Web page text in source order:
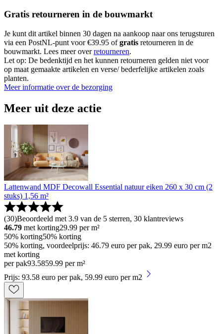
Gratis retourneren in de bouwmarkt
Je kunt dit artikel binnen 30 dagen na aankoop naar ons terugsturen
via een PostNL-punt voor €39.95 ofgratis retourneren in de
bouwmarkt. Lees meer overretourneren.
Let op: De bedenktijd en het kunnen retourneren gelden niet voor
op maat gemaakte artikelen en verse/ bederfelijke artikelen zoals
planten.
Meer informatie over de bezorging
Meer uit deze actie
Lattenwand MDF Decowall Essential natuur eiken 260 x 30 cm (2
stuks) 1,56 m²
(30)Beoordeeld met 3.9 van de 5 sterren, 30 klantreviews
46.79 met korting29.99 per m²
50% korting50% korting
50% korting, voordeelprijs: 46.79 euro per pak, 29.99 euro per m2
met korting
per pak93.5859.99 per m²
Prijs: 93.58 euro per pak, 59.99 euro per m2